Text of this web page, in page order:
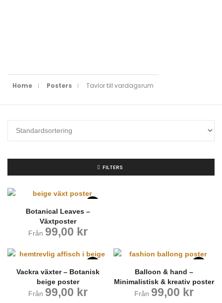
Home Posters Tavlor till vardagsrum
FILTERS
Botanical Leaves –
Växtposter
Från 99,00 kr
Vackra växter – Botanisk
beige poster
Från 99,00 kr
Balloon & hand –
Minimalistisk & kreativ poster
Från 99,00 kr